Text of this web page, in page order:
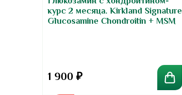
курс 2 месяца. Kirkland Signature
Glucosamine Chondroitin + MSM
1 900 ₽